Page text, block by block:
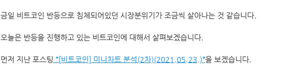
금일 비트코인 반등으로 침체되어있던 시장분위기가 조금씩 살아나는 것 같습니다.
오늘은 반등을 진행하고 있는 비트코인에 대해서 살펴보겠습니다.
먼저 지난 포스팅 "[비트코인] 미니차트 분석(2차)(2021.05.23.)"을 보겠습니다.